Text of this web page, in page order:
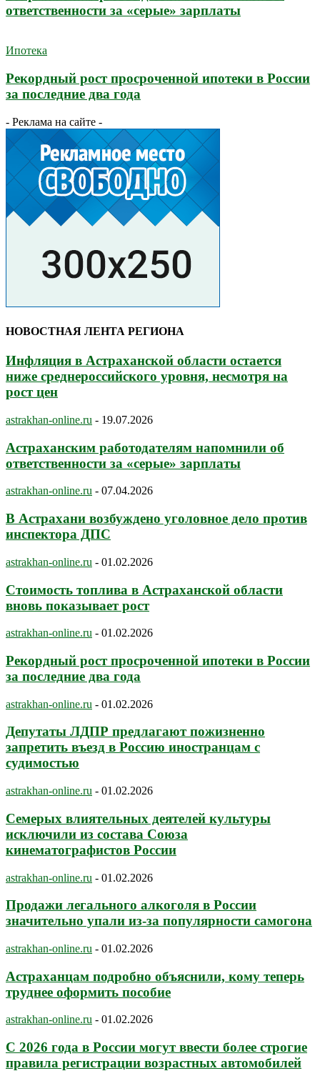
ответственности за «серые» зарплаты
Ипотека
Рекордный рост просроченной ипотеки в России
за последние два года
- Реклама на сайте -
НОВОСТНАЯ ЛЕНТА РЕГИОНА
Инфляция в Астраханской области остается
ниже среднероссийского уровня, несмотря на
рост цен
astrakhan-online.ru - 19.07.2026
Астраханским работодателям напомнили об
ответственности за «серые» зарплаты
astrakhan-online.ru - 07.04.2026
В Астрахани возбуждено уголовное дело против
инспектора ДПС
astrakhan-online.ru - 01.02.2026
Стоимость топлива в Астраханской области
вновь показывает рост
astrakhan-online.ru - 01.02.2026
Рекордный рост просроченной ипотеки в России
за последние два года
astrakhan-online.ru - 01.02.2026
Депутаты ЛДПР предлагают пожизненно
запретить въезд в Россию иностранцам с
судимостью
astrakhan-online.ru - 01.02.2026
Семерых влиятельных деятелей культуры
исключили из состава Союза
кинематографистов России
astrakhan-online.ru - 01.02.2026
Продажи легального алкоголя в России
значительно упали из-за популярности самогона
astrakhan-online.ru - 01.02.2026
Астраханцам подробно объяснили, кому теперь
труднее оформить пособие
astrakhan-online.ru - 01.02.2026
С 2026 года в России могут ввести более строгие
правила регистрации возрастных автомобилей